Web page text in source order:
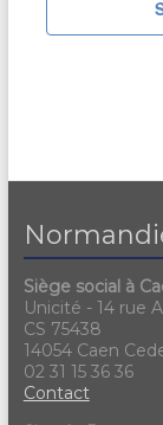
Siège social à
Unicité - 14 rue
CS 75438
14054 Caen
02 31 15 36 36
Contact